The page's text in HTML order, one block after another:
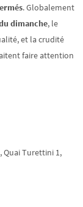
. Globalement
dimanche, le
et la crudité
faire attention
Quai Turettini 1,